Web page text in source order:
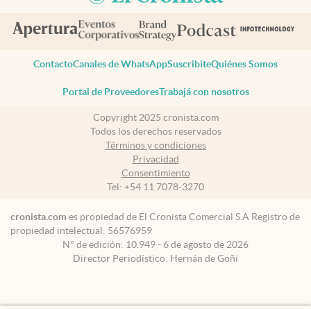
ContactoCanales de WhatsAppSuscribiteQuiénes Somos
Portal de ProveedoresTrabajá con nosotros
Copyright 2025 cronista.com
Todos los derechos reservados
Términos y condiciones
Privacidad
Consentimiento
Tel: +54 11 7078-3270
cronista.com es propiedad de El Cronista Comercial S.A Registro de
propiedad intelectual: 56576959
N° de edición: 10.949 - 6 de agosto de 2026
Director Periodístico: Hernán de Goñi